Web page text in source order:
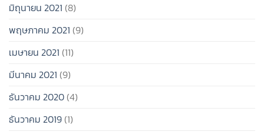
มิถุนายน 2021 (8)
พฤษภาคม 2021 (9)
เมษายน 2021 (11)
มีนาคม 2021 (9)
ธันวาคม 2020(4)
ธันวาคม 2019(1)